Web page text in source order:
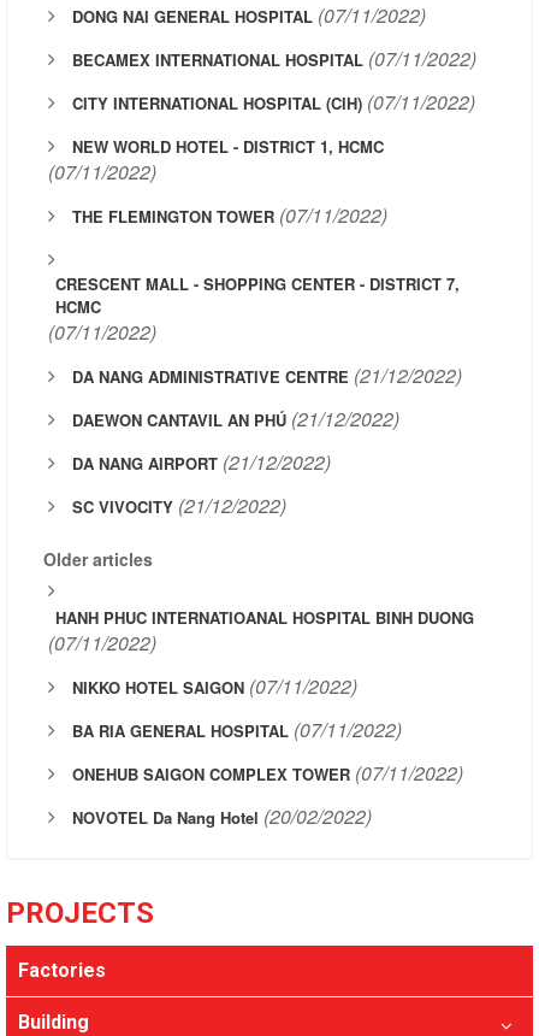
DONG NAI GENERAL HOSPITAL (07/11/2022)
BECAMEX INTERNATIONAL HOSPITAL (07/11/2022)
CITY INTERNATIONAL HOSPITAL (CIH) (07/11/2022)
NEW WORLD HOTEL - DISTRICT 1, HCMC
(07/11/2022)
THE FLEMINGTON TOWER (07/11/2022)
CRESCENT MALL - SHOPPING CENTER - DISTRICT 7,
HCMC
(07/11/2022)
DA NANG ADMINISTRATIVE CENTRE (21/12/2022)
DAEWON CANTAVIL AN PHÚ (21/12/2022)
DA NANG AIRPORT (21/12/2022)
SC VIVOCITY (21/12/2022)
Older articles
HANH PHUC INTERNATIOANAL HOSPITAL BINH DUONG
(07/11/2022)
NIKKO HOTEL SAIGON (07/11/2022)
BA RIA GENERAL HOSPITAL (07/11/2022)
ONEHUB SAIGON COMPLEX TOWER (07/11/2022)
NOVOTEL Da Nang Hotel (20/02/2022)
PROJECTS
Factories
Building